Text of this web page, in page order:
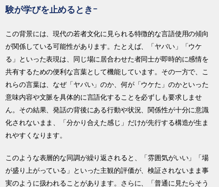
験が学びを止めるときｰ
この背景には、現代の若者文化に見られる特徴的な言語使用の傾向
が関係している可能性があります。たとえば、「ヤバい」「ウケ
る」といった表現は、同じ場に居合わせた者同士が即時的に感情を
共有するための便利な言葉として機能しています。その一方で、こ
れらの言葉は、なぜ「ヤバい」のか、何が「ウケた」のかといった
意味内容や文脈を具体的に言語化することを必ずしも要求しませ
ん。その結果、発話の背後にある行動や状況、関係性が十分に意識
化されないまま、「分かり合えた感じ」だけが先行する構造が生ま
れやすくなります。
このような表層的な同調が繰り返されると、「雰囲気がいい」「場
が盛り上がっている」といった主観的評価が、検証されないまま事
実のように扱われることがあります。さらに、「普通に見たらそう